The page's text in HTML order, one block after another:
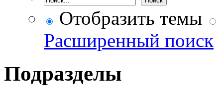
Отобразить темы
Расширенный поиск
Подразделы